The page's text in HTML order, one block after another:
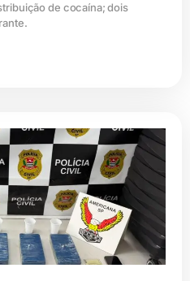
de cocaína; dois